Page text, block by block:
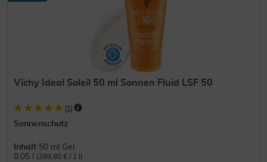
Vichy Ideal Soleil 50 ml Sonnen Fluid LSF 50
(1)
Sonnenschutz
Inhalt 50 ml Gel
0.05 l
(399,80 € / 1 l)